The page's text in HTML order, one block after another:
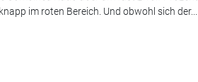
im roten Bereich. Und obwohl sich der...